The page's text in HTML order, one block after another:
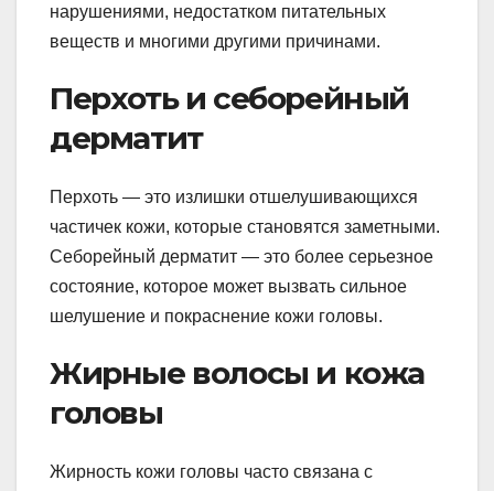
нарушениями, недостатком питательных
веществ и многими другими причинами.
Перхоть и себорейный
дерматит
Перхоть — это излишки отшелушивающихся
частичек кожи, которые становятся заметными.
Себорейный дерматит — это более серьезное
состояние, которое может вызвать сильное
шелушение и покраснение кожи головы.
Жирные волосы и кожа
головы
Жирность кожи головы часто связана с